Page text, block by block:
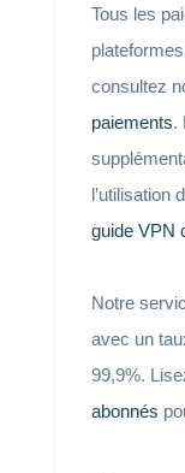
Tous les
consultez
paiements.
l’utilisation
guide VPN
Notre
avec un
99,9%.
abonnés